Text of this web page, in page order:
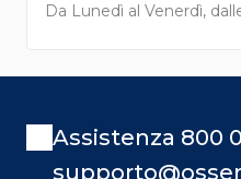
Da Lunedì al Venerdì,
Assistenza 800